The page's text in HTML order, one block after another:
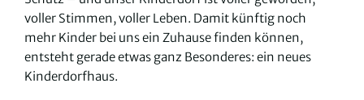
voller Stimmen, voller Leben. Damit künftig noch
mehr Kinder bei uns ein Zuhause finden können,
entsteht gerade etwas ganz Besonderes: ein neues
Kinderdorfhaus.